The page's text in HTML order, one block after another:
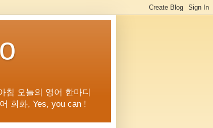
침 오늘의 영어 한마디
회화, Yes, you can !